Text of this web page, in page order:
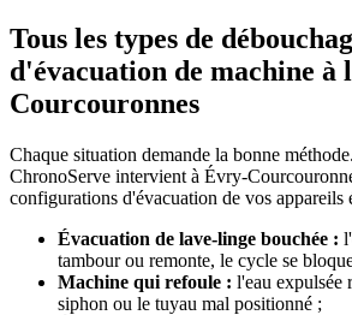
Tous les types de
d'évacuation de machine à
Courcouronnes
Chaque situation demande la bonne
ChronoServe intervient à Évry-
configurations d'évacuation de vos appareils
Évacuation de lave-linge bouchée :
tambour ou remonte, le cycle se
Machine qui refoule : l'eau expulsée
siphon ou le tuyau mal positionné ;